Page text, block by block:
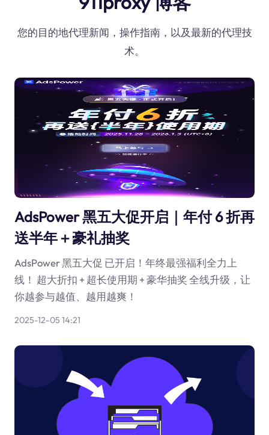
您的目的地代理新闻，操作指南，以及最新的代理技
术。
AdsPower 黑五大促开启｜年付 6 折再
送半年＋豪礼抽奖
AdsPower 黑五大促 已开启！年终最强福利全力上
线！ 超大折扣 + 超长使用期 + 豪华抽奖 全线升级，让
你越参与越值、越用越爽！
2025-12-05 14:21